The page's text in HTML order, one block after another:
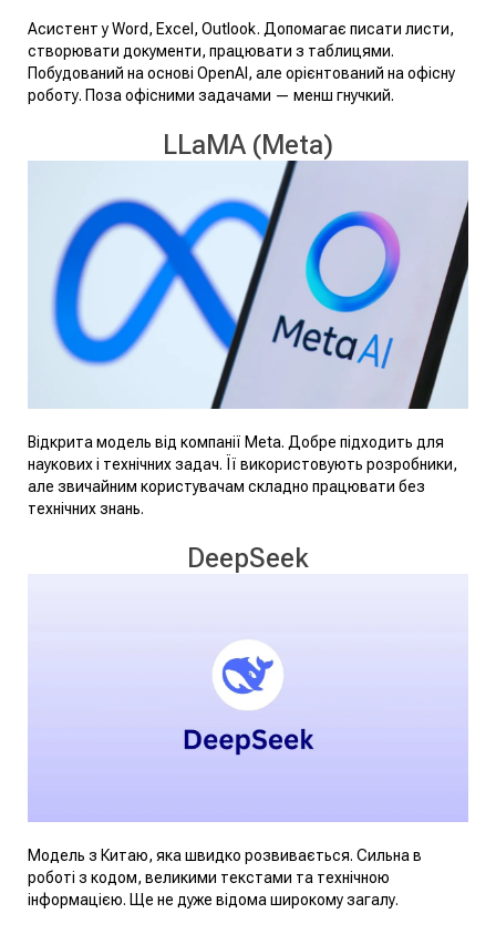
Асистент у Word, Excel, Outlook. Допомагає писати листи,
створювати документи, працювати з таблицями.
Побудований на основі OpenAI, але орієнтований на офісну
роботу. Поза офісними задачами — менш гнучкий.
LLaMA (Meta)
Відкрита модель від компанії Meta. Добре підходить для
наукових і технічних задач. Її використовують розробники,
але звичайним користувачам складно працювати без
технічних знань.
DeepSeek
Модель з Китаю, яка швидко розвивається. Сильна в
роботі з кодом, великими текстами та технічною
інформацією. Ще не дуже відома широкому загалу.